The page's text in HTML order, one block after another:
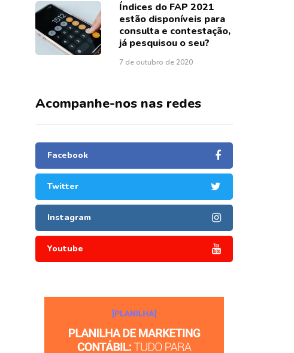
Índices do FAP 2021
estão disponíveis para
consulta e contestação,
já pesquisou o seu?
7 de outubro de 2020
Acompanhe-nos nas redes
Facebook
Twitter
Instagram
Youtube